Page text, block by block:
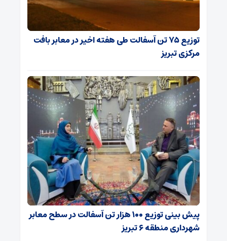
توزیع ۷۵ تن آسفالت طی هفته اخیر در معابر بافت
مرکزی تبریز
پیش بینی توزیع ۱۰۰ هزار تن آسفالت در سطح معابر
شهرداری منطقه ۶ تبریز